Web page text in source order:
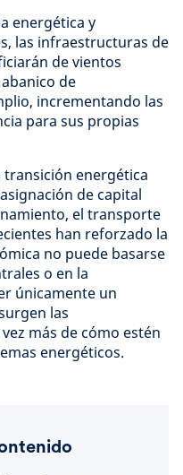
energética y
las infraestructuras de
de vientos
de
incrementando las
para sus propias
transición energética
de capital
el transporte
han reforzado la
no puede basarse
o en la
únicamente un
las
más de cómo estén
energéticos.